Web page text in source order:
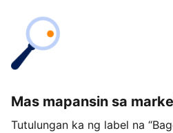
Mas mapansin sa
Tutulungan ka ng label na